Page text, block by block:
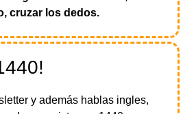
cruzar los dedos.
y además hablas ingles,